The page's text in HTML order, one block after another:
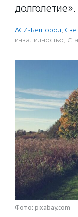
долголетие».
АСИ-Белгород,
инвалидностью,
Фото: pixabay.com